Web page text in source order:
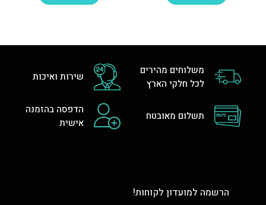
משלוחים מהירים
לכל חלקי הארץ
שירות ואיכות
תשלום מאובטח
הדפסה בהזמנה
אישית
הרשמה למועדון לקוחות!